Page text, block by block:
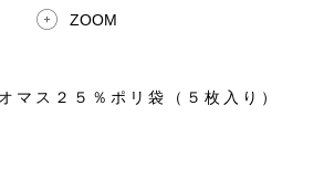
ZOOM
マス２５％ポリ袋（５枚入り）